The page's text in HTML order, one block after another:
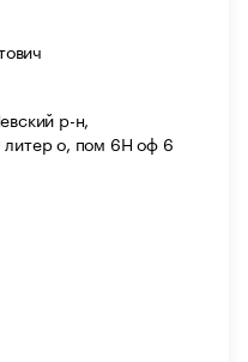
р-н,
литер о, пом 6Н оф 6